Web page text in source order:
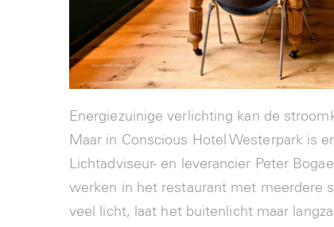
Energiezuinige verlichting kan de
Maar in Conscious Hotel Westerpark is
Lichtadviseur- en leverancier Peter
werken in het restaurant met meerdere
veel licht, laat het buitenlicht maar